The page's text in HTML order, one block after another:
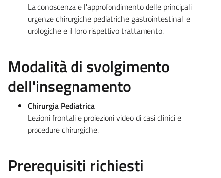
La conoscenza e l'approfondimento delle principali
urgenze chirurgiche pediatriche gastrointestinali e
urologiche e il loro rispettivo trattamento.
Modalità di svolgimento
dell'insegnamento
Chirurgia Pediatrica
Lezioni frontali e proiezioni video di casi clinici e
procedure chirurgiche.
Prerequisiti richiesti